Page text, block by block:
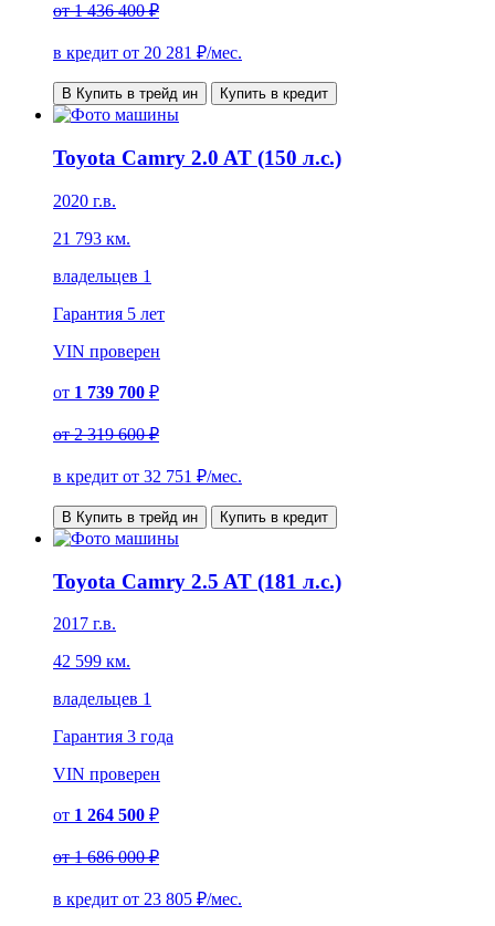
от1 436 400 ₽
в кредит от 20 281 ₽/мес.
В Купить в трейд ин Купить в кредит
Toyota Camry 2.0 AT (150 л.с.)
2020 г.в.
21 793 км.
владельцев 1
Гарантия 5 лет
VIN проверен
от 1 739 700 ₽
от2 319 600 ₽
в кредит от 32 751 ₽/мес.
В Купить в трейд ин Купить в кредит
Toyota Camry 2.5 AT (181 л.с.)
2017 г.в.
42 599 км.
владельцев 1
Гарантия 3 года
VIN проверен
от 1 264 500 ₽
от1 686 000 ₽
в кредит от 23 805 ₽/мес.